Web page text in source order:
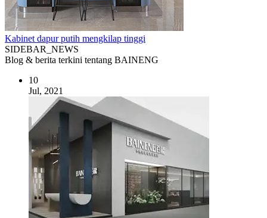
Kabinet dapur putih mengkilap tinggi
SIDEBAR_NEWS
Blog & berita terkini tentang BAINENG
10
Jul, 2021